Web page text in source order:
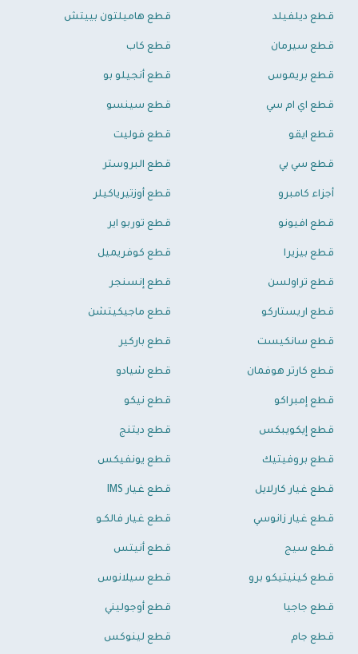
قطع ديلفيلد قطع هاميلتون بييتش
قطع سيرمان قطع كاب
قطع بريموس قطع أنجيلو بو
قطع اي ام سي قطع سينسو
قطع ايقو قطع فوليت
قطع سي بي قطع البروستر
أجزاء كامبرو قطع أوزتيرياكيلر
قطع افيونو قطع توربو اير
قطع بيزيرا قطع كوفريميل
قطع تراولسن قطع إنسنجر
قطع اريستاركو قطع ماجيكيتشن
قطع سانكيست قطع باركير
قطع كارتر هوفمان قطع شيادو
قطع إمبراكو قطع نيكو
قطع إيكويبكس قطع ديتنج
قطع بروفيتيك قطع يونفيكس
قطع غيار كارلايل قطع غيار IMS
قطع غيار زانوسي قطع غيار فالكـو
قطع سيج قطع أنيتس
قطع كينيتيكو برو قطع سيلانوس
قطع جاجيا قطع أوجوليني
قطع جام قطع لينوكس